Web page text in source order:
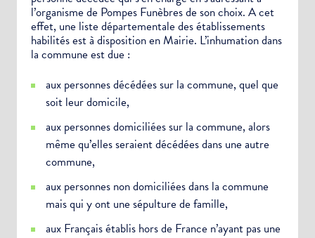
l’organisme de Pompes Funèbres de son choix. A cet
effet, une liste départementale des établissements
habilités est à disposition en Mairie. L’inhumation dans
la commune est due :
aux personnes décédées sur la commune, quel que
soit leur domicile,
aux personnes domiciliées sur la commune, alors
même qu’elles seraient décédées dans une autre
commune,
aux personnes non domiciliées dans la commune
mais qui y ont une sépulture de famille,
aux Français établis hors de France n’ayant pas une
Newsletter Sport et Vie associative